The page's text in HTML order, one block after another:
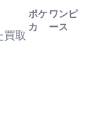
買取
ポケ
カ
ワンピ
ース